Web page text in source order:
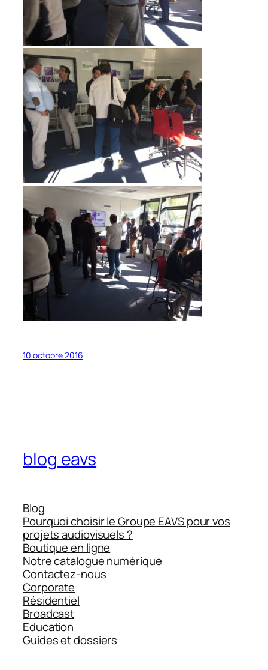
10 octobre 2016
blog eavs
Blog
Pourquoi choisir le Groupe EAVS pour vos
projets audiovisuels ?
Boutique en ligne
Notre catalogue numérique
Contactez-nous
Corporate
Résidentiel
Broadcast
Education
Guides et dossiers